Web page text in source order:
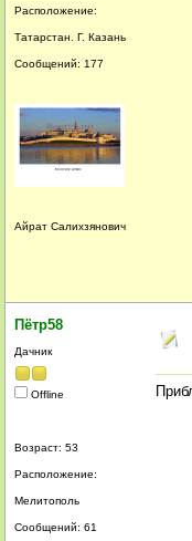
Расположение:
Татарстан. Г. Казань
Сообщений: 177
Айрат Салихзянович
Пётр58
Дачник
Offline
Возраст: 53
Расположение:
Мелитополь
Сообщений: 61